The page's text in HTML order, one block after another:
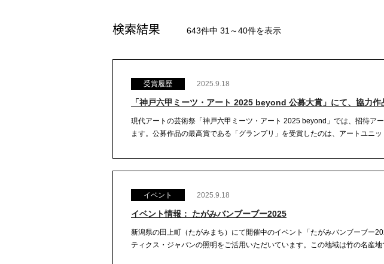
検索結果 643件中 31～40件を表示
受賞履歴 2025.9.18
「神戸六甲ミーツ・アート 2025 beyond 公募大賞」にて、協力
現代アートの芸術祭「神戸六甲ミーツ・アート 2025 beyond」では、招待ア
ます。公募作品の最高賞である「グランプリ」を受賞したのは、アートユニッ
イベント 2025.9.18
イベント情報： たがみバンブーブー2025
新潟県の田上町（たがみまち）にて開催中のイベント「たがみバンブーブー
ティクス・ジャパンの照明をご活用いただいています。この地域は竹の名産地